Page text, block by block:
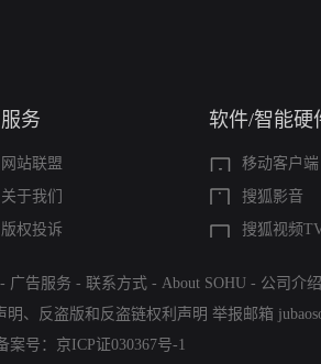
服务
网站联盟
关于我们
版权投诉
软件/智能硬
移动客户端
搜狐影音
搜狐视频
- 广告服务 - 联系方式 - About SOHU - 公司介绍
明 、 反盗版和反盗链权利声明 举报邮箱
案号： 京ICP证030367号-1